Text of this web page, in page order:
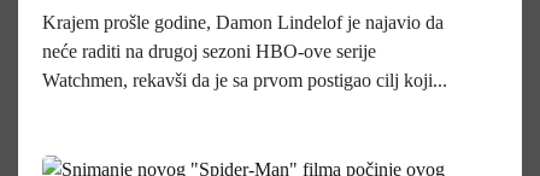
Krajem prošle godine, Damon Lindelof je najavio da
neće raditi na drugoj sezoni HBO-ove serije
Watchmen, rekavši da je sa prvom postigao cilj koji...